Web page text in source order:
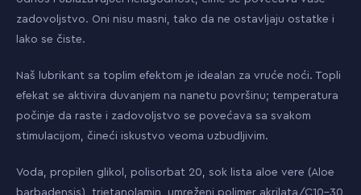
zadovoljstvo. Oni nisu masni, tako da ne ostavljaju ostatke i
lako se čiste.
Naš lubrikant sa toplim efektom je idealan za vruće noći. Topli
efekat se aktivira duvanjem na nanetu površinu; temperatura
počinje da raste i zadovoljstvo se povećava sa svakom
stimulacijom, čineći iskustvo veoma uzbudljivim.
Voda, propilen glikol, polisorbat 20, sok lista aloe vere (Aloe
barbadensis), trietanolamin, umreženi polimer akrilata/C10–30